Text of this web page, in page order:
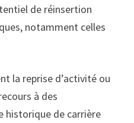
de réinsertion
notamment celles
la reprise d’activité ou
à des
historique de carrière